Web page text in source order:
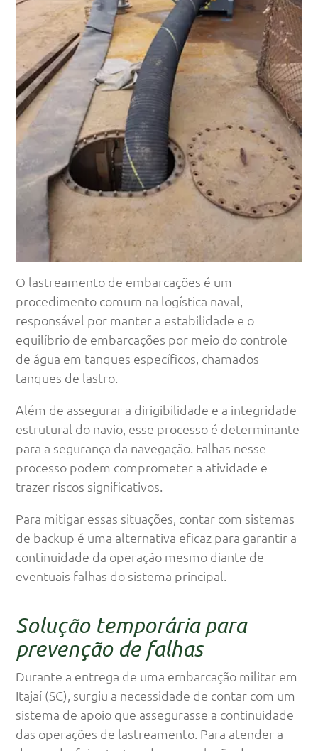
O lastreamento de embarcações é um
procedimento comum na logística naval,
responsável por manter a estabilidade e o
equilíbrio de embarcações por meio do controle
de água em tanques específicos, chamados
tanques de lastro.
Além de assegurar a dirigibilidade e a integridade
estrutural do navio, esse processo é determinante
para a segurança da navegação. Falhas nesse
processo podem comprometer a atividade e
trazer riscos significativos.
Para mitigar essas situações, contar com sistemas
de backup é uma alternativa eficaz para garantir a
continuidade da operação mesmo diante de
eventuais falhas do sistema principal.
Solução temporária para
prevenção de falhas
Durante a entrega de uma embarcação militar em
Itajaí (SC), surgiu a necessidade de contar com um
sistema de apoio que assegurasse a continuidade
das operações de lastreamento. Para atender a